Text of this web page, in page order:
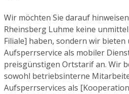
Wir möchten Sie darauf
Rheinsberg Luhme keine
Filiale] haben, sondern wir bieten
Aufsperrservice als mobiler
preisgünstigen Ortstarif an. Wir
sowohl betriebsinterne
Aufsperrservices als